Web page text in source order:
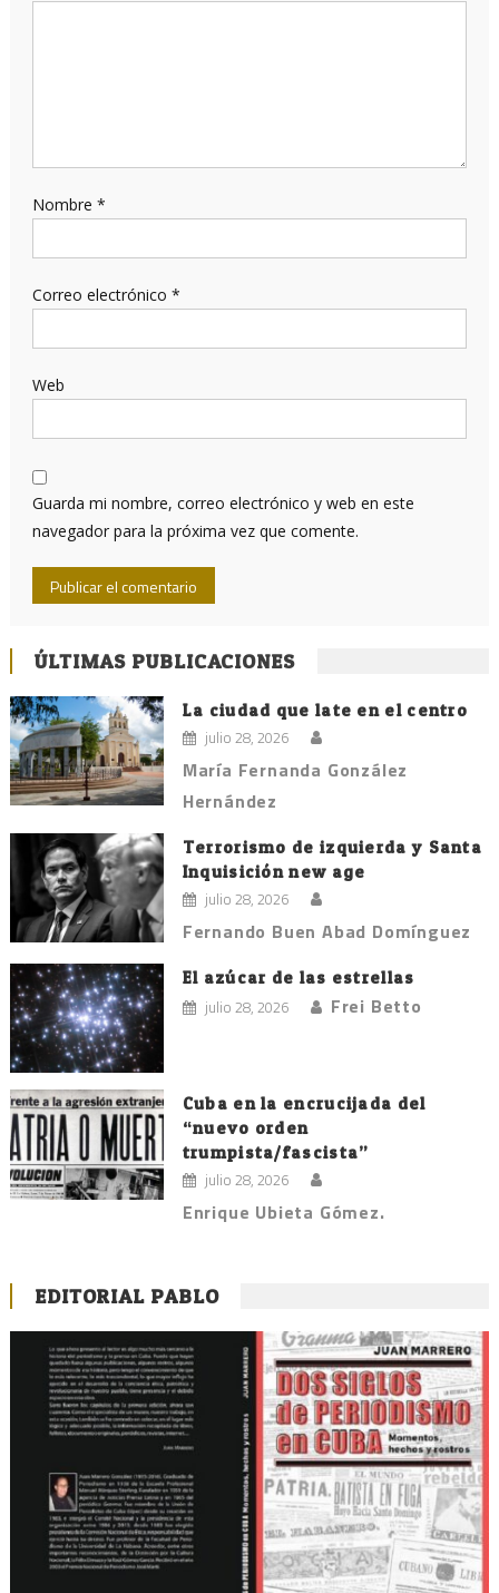
Nombre *
Correo electrónico *
Web
Guarda mi nombre, correo electrónico y web en este
navegador para la próxima vez que comente.
ÚLTIMAS PUBLICACIONES
La ciudad que late en el centro
julio 28, 2026
María Fernanda González
Hernández
Terrorismo de izquierda y Santa
Inquisición new age
julio 28, 2026
Fernando Buen Abad Domínguez
El azúcar de las estrellas
julio 28, 2026 Frei Betto
Cuba en la encrucijada del
“nuevo orden
trumpista/fascista”
julio 28, 2026
Enrique Ubieta Gómez.
EDITORIAL PABLO